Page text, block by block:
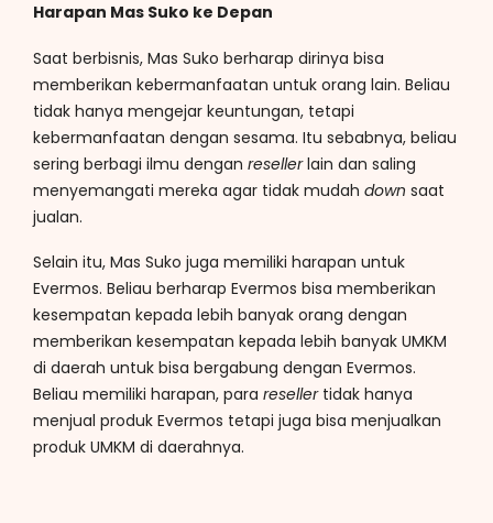
Harapan Mas Suko ke Depan
Saat berbisnis, Mas Suko berharap dirinya bisa
memberikan kebermanfaatan untuk orang lain. Beliau
tidak hanya mengejar keuntungan, tetapi
kebermanfaatan dengan sesama. Itu sebabnya, beliau
sering berbagi ilmu dengan resellerlain dan saling
menyemangati mereka agar tidak mudah down saat
jualan.
Selain itu, Mas Suko juga memiliki harapan untuk
Evermos. Beliau berharap Evermos bisa memberikan
kesempatan kepada lebih banyak orang dengan
memberikan kesempatan kepada lebih banyak UMKM
di daerah untuk bisa bergabung dengan Evermos.
Beliau memiliki harapan, para reseller tidak hanya
menjual produk Evermos tetapi juga bisa menjualkan
produk UMKM di daerahnya.